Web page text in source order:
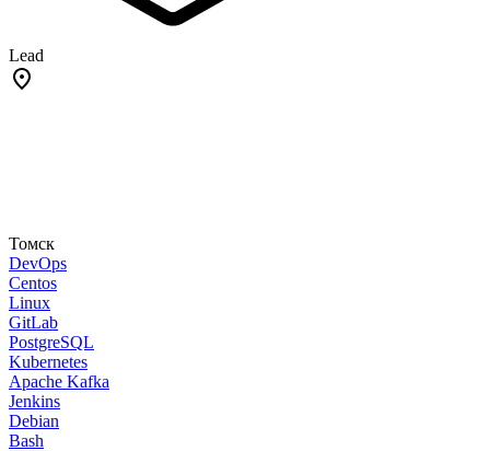
Lead
Томск
DevOps
Centos
Linux
GitLab
PostgreSQL
Kubernetes
Apache Kafka
Jenkins
Debian
Bash